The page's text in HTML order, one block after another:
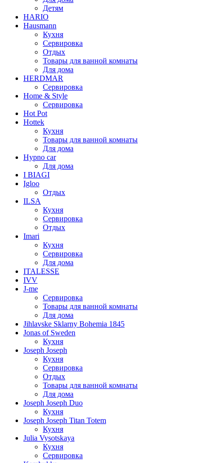
Детям
HARIO
Hausmann
Кухня
Сервировка
Отдых
Товары для ванной комнаты
Для дома
HERDMAR
Сервировка
Home & Style
Сервировка
Hot Pot
Hottek
Кухня
Товары для ванной комнаты
Для дома
Hypno car
Для дома
I BIAGI
Igloo
Отдых
ILSA
Кухня
Сервировка
Отдых
Imari
Кухня
Сервировка
Для дома
ITALESSE
IVV
J-me
Сервировка
Товары для ванной комнаты
Для дома
Jihlavske Sklarny Bohemia 1845
Jonas of Sweden
Кухня
Joseph Joseph
Кухня
Сервировка
Отдых
Товары для ванной комнаты
Для дома
Joseph Joseph Duo
Кухня
Joseph Joseph Titan Totem
Кухня
Julia Vysotskaya
Кухня
Сервировка